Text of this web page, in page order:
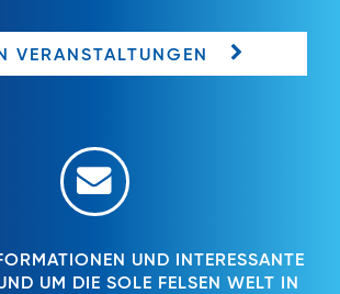
VERANSTALTUNGEN
UND INTERESSANTE
UM DIE SOLE FELSEN WELT IN